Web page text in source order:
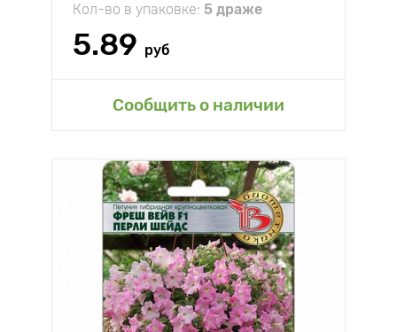
Кол-во в упаковке: 5 драже
5.89 руб
Сообщить о наличии